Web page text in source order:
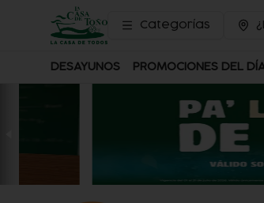
Categorías
DESAYUNOS PROMOCIONES DEL